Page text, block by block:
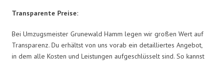
Transparente Preise:
Bei Umzugsmeister Grunewald Hamm legen wir großen Wert auf
Transparenz. Du erhältst von uns vorab ein detailliertes Angebot,
in dem alle Kosten und Leistungen aufgeschlüsselt sind. So kannst